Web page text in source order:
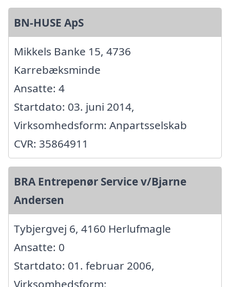
BN-HUSE ApS
Mikkels Banke 15, 4736
Karrebæksminde
Ansatte: 4
Startdato: 03. juni 2014,
Virksomhedsform: Anpartsselskab
CVR: 35864911
BRA Entrepenør Service v/Bjarne
Andersen
Tybjergvej 6, 4160 Herlufmagle
Ansatte: 0
Startdato: 01. februar 2006,
Virksomhedsform: